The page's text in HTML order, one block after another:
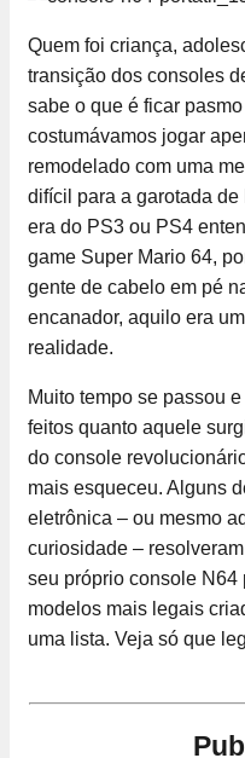
Quem foi criança,
transição dos consoles
sabe o que é ficar
costumávamos jogar
remodelado com uma
difícil para a garotada
era do PS3 ou PS4
game Super Mario 64,
gente de cabelo em pé
encanador, aquilo era
realidade.
Muito tempo se passou
feitos quanto aquele
do console
mais esqueceu. Alguns
eletrônica – ou mesmo
curiosidade –
seu próprio console N64
modelos mais legais
uma lista. Veja só que